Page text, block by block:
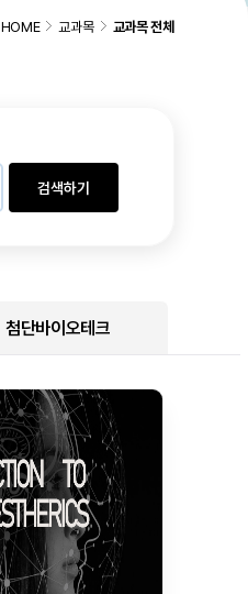
HOME 교과목 교과목 전체
검색하기
첨단바이오테크